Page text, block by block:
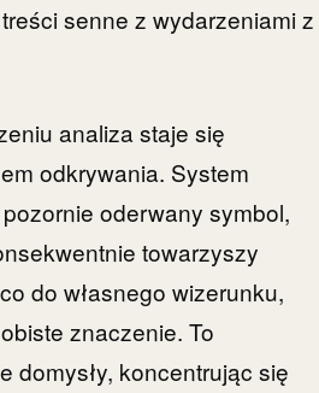
senne z wydarzeniami z
analiza staje się
odkrywania. System
oderwany symbol,
towarzyszy
do własnego wizerunku,
znaczenie. To
domysły, koncentrując się